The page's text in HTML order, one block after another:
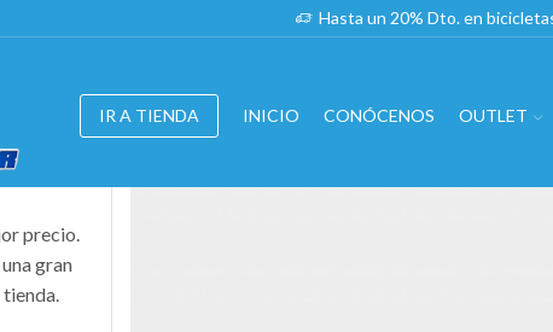
Hasta un 20% Dto. en
IR A TIENDA INICIO CONÓCENOS OUTLET
precio.
gran